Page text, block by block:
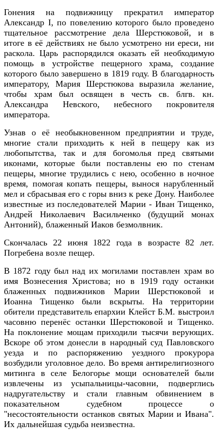
Гонения на подвижницу прекратил император
Александр I, по повелению которого было проведено
тщательное рассмотрение дела Шерстюковой, и в
итоге в её действиях не было усмотрено ни ереси, ни
раскола. Царь распорядился оказать ей необходимую
помощь в устройстве пещерного храма, создание
которого было завершено в 1819 году. В благодарность
императору, Мария Шерстюкова выразила желание,
чтобы храм был освящен в честь св. блгв. кн.
Александра Невского, небесного покровителя
императора.
Узнав о её необыкновенном предприятии и труде,
многие стали приходить к ней в пещеру как из
любопытства, так и для богомолья пред святыми
иконами, которые были поставлены ею по стенам
пещеры, многие трудились с нею, особенно в ночное
время, помогая копать пещеры, вынося нарубленный
мел и сбрасывая его с горы вниз к реке Дону. Наиболее
известные из последователей Марии - Иван Тищенко,
Андрей Николаевич Васильченко (будущий монах
Антоний), блаженный Иаков безмолвник.
Скончалась 22 июня 1822 года в возрасте 82 лет.
Погребена возле пещер.
В 1872 году был над их могилами поставлен храм во
имя Вознесения Христова; но в 1919 году останки
блаженных подвижников Марии Шерстюковой и
Иоанна Тищенко были вскрыты. На территории
обители представитель епархии Клейст Б.М. выстроил
часовню перенёс останки Шерстюковой и Тищенко.
На поклонение мощам приходили тысячи верующих.
Вскоре об этом донесли в народный суд Павловского
уезда и по распоряжению уездного прокурора
возбудили уголовное дело. Во время антирелигиозного
митинга в селе Белогорье мощи основателей были
извлечены из усыпальницы-часовни, подверглись
надругательству и стали главным обвинением в
показательном судебном процессе о
"несостоятельности останков святых Марии и Ивана".
Их дальнейшая судьба неизвестна.